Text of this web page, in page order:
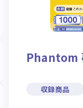
Phantom
収録商品